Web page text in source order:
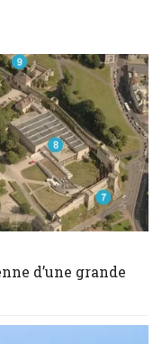
d’une grande